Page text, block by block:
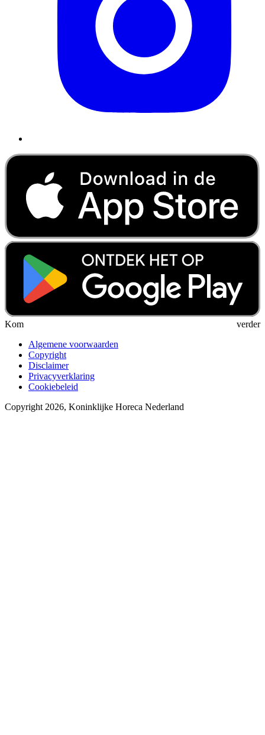
Kom verder
Algemene voorwaarden
Copyright
Disclaimer
Privacyverklaring
Cookiebeleid
Copyright 2026, Koninklijke Horeca Nederland